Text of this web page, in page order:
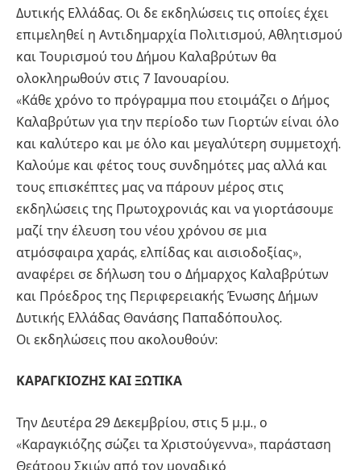
Δυτικής Ελλάδας. Οι δε εκδηλώσεις τις οποίες έχει
επιμεληθεί η Αντιδημαρχία Πολιτισμού, Αθλητισμού
και Τουρισμού του Δήμου Καλαβρύτων θα
ολοκληρωθούν στις 7 Ιανουαρίου.
«Κάθε χρόνο το πρόγραμμα που ετοιμάζει ο Δήμος
Καλαβρύτων για την περίοδο των Γιορτών είναι όλο
και καλύτερο και με όλο και μεγαλύτερη συμμετοχή.
Καλούμε και φέτος τους συνδημότες μας αλλά και
τους επισκέπτες μας να πάρουν μέρος στις
εκδηλώσεις της Πρωτοχρονιάς και να γιορτάσουμε
μαζί την έλευση του νέου χρόνου σε μια
ατμόσφαιρα χαράς, ελπίδας και αισιοδοξίας»,
αναφέρει σε δήλωση του ο Δήμαρχος Καλαβρύτων
και Πρόεδρος της Περιφερειακής Ένωσης Δήμων
Δυτικής Ελλάδας Θανάσης Παπαδόπουλος.
Οι εκδηλώσεις που ακολουθούν:
ΚΑΡΑΓΚΙΟΖΗΣ ΚΑΙ ΞΩΤΙΚΑ
Την Δευτέρα 29 Δεκεμβρίου, στις 5 μ.μ., ο
«Καραγκιόζης σώζει τα Χριστούγεννα», παράσταση
Θεάτρου Σκιών από τον μοναδικό